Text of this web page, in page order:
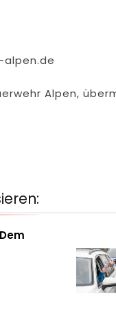
Alpen,